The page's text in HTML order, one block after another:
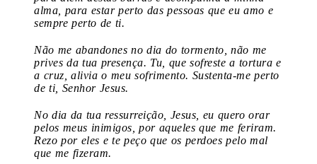
alma, para estar perto das pessoas que eu amo e
sempre perto de ti.
Não me abandones no dia do tormento, não me
prives da tua presença. Tu, que sofreste a tortura e
a cruz, alivia o meu sofrimento. Sustenta-me perto
de ti, Senhor Jesus.
No dia da tua ressurreição, Jesus, eu quero orar
pelos meus inimigos, por aqueles que me feriram.
Rezo por eles e te peço que os perdoes pelo mal
que me fizeram.